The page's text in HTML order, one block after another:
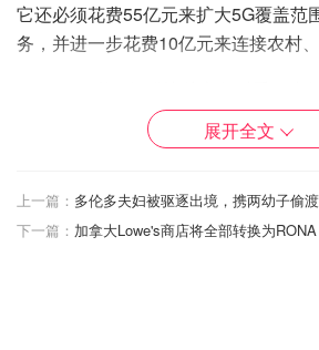
它还必须花费55亿元来扩大5G覆盖范
务，并进一步花费10亿元来连接农村
未来两年内花费1.5亿元来升级自由移
在十年内不得转让任何Freedom
部长还宣布他的部门将启动对加拿大
并指出近十年来没有进行过审查。
展开全文
上一篇：
下一篇：